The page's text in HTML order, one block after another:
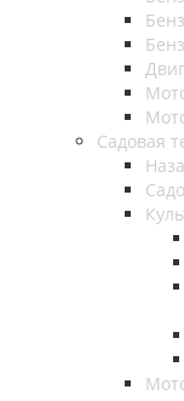
Садовая